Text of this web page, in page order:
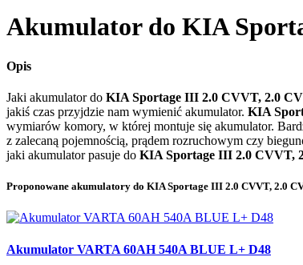
Akumulator do KIA
Opis
Jaki akumulator do KIA Sportage III 2.0 CVVT, 2.0
jakiś czas przyjdzie nam wymienić akumulator. KIA
wymiarów komory, w której montuje się akumulator.
z zalecaną pojemnością, prądem rozruchowym czy
jaki akumulator pasuje do KIA Sportage III 2.0 CVVT,
Proponowane akumulatory do KIA Sportage III 2.0 CVVT, 2.0
Akumulator VARTA 60AH 540A BLUE L+ D48